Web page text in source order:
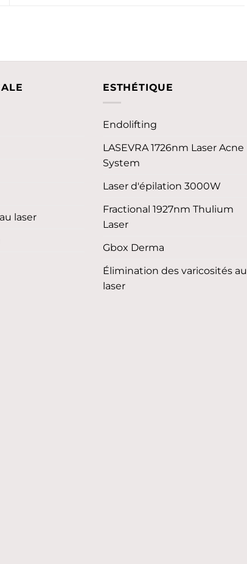
laser
ESTHÉTIQUE
Endolifting
LASEVRA 1726nm Laser Acne
System
Laser d'épilation 3000W
Fractional 1927nm Thulium
Laser
Gbox Derma
Élimination des varicosités au
laser